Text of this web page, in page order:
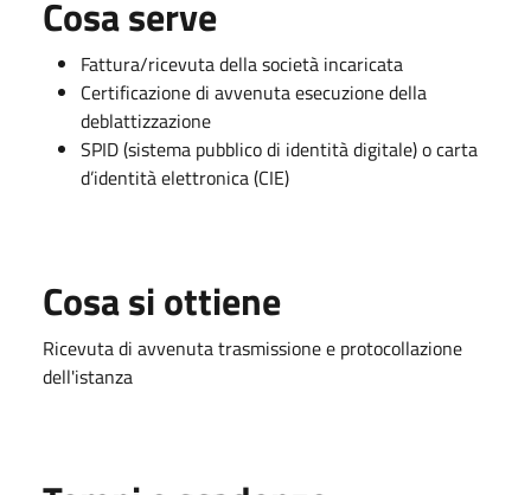
Cosa serve
Fattura/ricevuta della società incaricata
Certificazione di avvenuta esecuzione della
deblattizzazione
SPID (sistema pubblico di identità digitale) o carta
d’identità elettronica (CIE)
Cosa si ottiene
Ricevuta di avvenuta trasmissione e protocollazione
dell'istanza